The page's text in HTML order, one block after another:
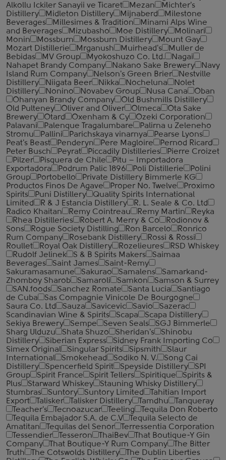
Alkollu Ickiler Sanayii ve Ticaret
Mezan
Michter's
Distillery
Midleton Distillery Mijnaberd
Milestone
Beverages
Millesimes & Tradition
Minami Alps Wine
and Beverages
Mizubasho Moe Distillery
Molinari
Monin
Mossburn Mossburn Distillery
Mount Gay
Mozart Distillerie
Mrganush Muirhead's
Muller de
Bebidas
MV Group Myokoshuzo Co. Ltd.
Nagai
Nahapet Brandy Company
Nakano Sake Brewery
Navy
Island Rum Company
Nelson's Green Brier
Nestville
Distillery
Niigata Beer Nikka Nocheluna
Nolet
Distillery
Nonino Novabev Group Nusa Cana
Oban
Ohanyan Brandy Company
Old Bushmills Distillery
Old Pulteney
Oliver and Oliver Olmeca
Ota Sake
Brewery
Otard Oxenham & Cy
Ozeki Corporation
Palavani
Palenque Tragalumbare
Palirna u Zeleneho
Stromu
Pallini Parichskaya vinarnya
Pearse Lyons
Peat's Beast
Penderyn Pere Magloire
Pernod Ricard
Peter Busch
Peyrat Piccadily Distilleries
Pierre Croizet
Pilzer
Pisquera de Chile
Pitu – Importadora
Exportadora
Podrum Palic 1896 Poli Distillerie
Polini
Group
Portobello
Private Distillery Bimmerle KG
Productos Finos De Agave
Proper No. Twelve
Proximo
Spirits
Puni Distillery
Quality Spirits International
Limited
R & J Estancia Distillery
R. L. Seale & Co. Ltd
Radico Khaitan
Remy Cointreau Remy Martin
Reyka
Rhea Distilleries
Robert A. Merry & Co
Rodionov &
Sons
Rogue Society Distilling Ron Barcelo
Ronrico
Rum Company
Rosebank Distillery
Rossi & Rossi
Roullet
Royal Oak Distillery Rozelieures
RSD Whiskey
Rudolf Jelinek
S & B Spirits Makers
Saimaa
Beverages
Saint James
Saint-Remy
Sakuramasamune
Sakurao Samalens
Samarkand-
Zhomboy Sharob
Samaroli Samkon
Samson & Surrey
SAN.foods
Sanchez Romate Santa Lucia
Santiago
de Cuba
Sas Compagnie Vinicole De Bourgogne
Saura Co. Ltd
Sauza Savicevic Savio
Sazerac
Scandinavian Wine & Spirits
Scapa
Scapa Distillery
Sekiya Brewery
Sempe Seven Seals
SGJ Bimmerle
Sharg Ulduzu
Shata Shuzo Sheridan's
Shinobu
Distillery
Siberian Express
Sidney Frank Importing Co
Simex Original
Singular Spirits Sipsmith
Slaur
International
Smokehead Sodiko N. V.
Song Cai
Distillery
Spencerfield Spirit Speyside Distillery
SPI
Group
Spirit France Spirit Tellers Spiritique
Spirits &
Plus
Starward Whiskey
Stauning Whisky Distillery
Stumbras
Suntory Suntory Limited
Tahitian Import
Export
Talisker Talisker Distillery Tamdhu
Tanqueray
Teacher's
Tecnoazucar Teeling
Tequila Don Roberto
Tequila Embajador S.A. de C.V
Tequila Selecto de
Amatitan
Tequilas del Senor
Terressentia Corporation
Tessendier
Tesseron ThaiBev
That Boutique-Y Gin
Company
That Boutique-Y Rum Company
The Bitter
Truth
The Cotswolds Distillery
The Dublin Liberties